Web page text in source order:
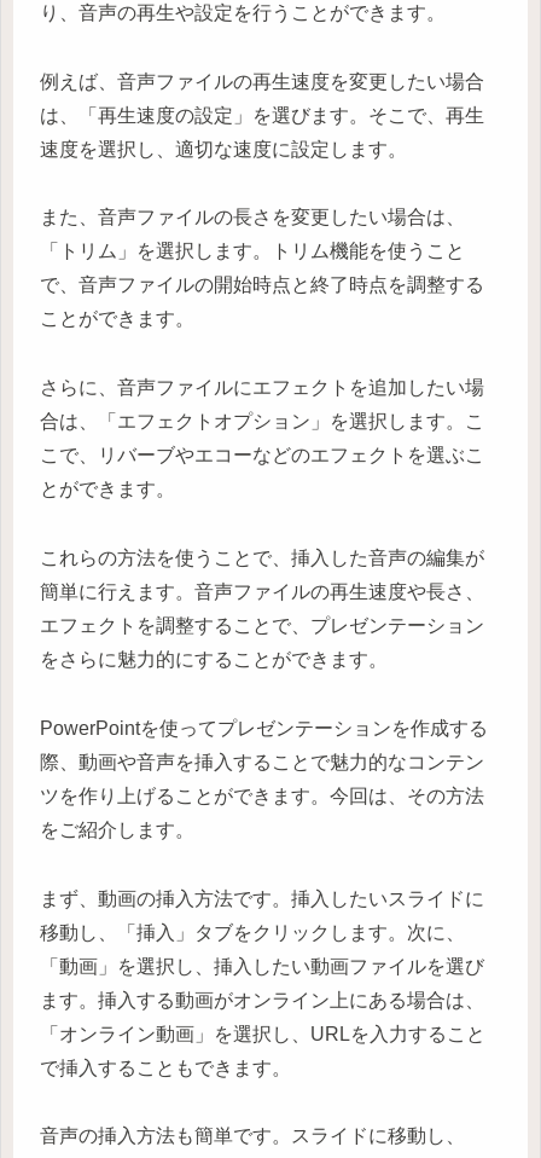
り、音声の再生や設定を行うことができます。
例えば、音声ファイルの再生速度を変更したい場合
は、「再生速度の設定」を選びます。そこで、再生
速度を選択し、適切な速度に設定します。
また、音声ファイルの長さを変更したい場合は、
「トリム」を選択します。トリム機能を使うこと
で、音声ファイルの開始時点と終了時点を調整する
ことができます。
さらに、音声ファイルにエフェクトを追加したい場
合は、「エフェクトオプション」を選択します。こ
こで、リバーブやエコーなどのエフェクトを選ぶこ
とができます。
これらの方法を使うことで、挿入した音声の編集が
簡単に行えます。音声ファイルの再生速度や長さ、
エフェクトを調整することで、プレゼンテーション
をさらに魅力的にすることができます。
PowerPointを使ってプレゼンテーションを作成する
際、動画や音声を挿入することで魅力的なコンテン
ツを作り上げることができます。今回は、その方法
をご紹介します。
まず、動画の挿入方法です。挿入したいスライドに
移動し、「挿入」タブをクリックします。次に、
「動画」を選択し、挿入したい動画ファイルを選び
ます。挿入する動画がオンライン上にある場合は、
「オンライン動画」を選択し、URLを入力すること
で挿入することもできます。
音声の挿入方法も簡単です。スライドに移動し、